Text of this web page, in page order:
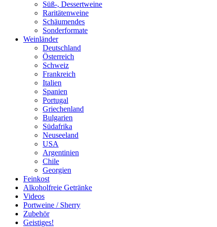
Süß-, Dessertweine
Raritätenweine
Schäumendes
Sonderformate
Weinländer
Deutschland
Österreich
Schweiz
Frankreich
Italien
Spanien
Portugal
Griechenland
Bulgarien
Südafrika
Neuseeland
USA
Argentinien
Chile
Georgien
Feinkost
Alkoholfreie Getränke
Videos
Portweine / Sherry
Zubehör
Geistiges!